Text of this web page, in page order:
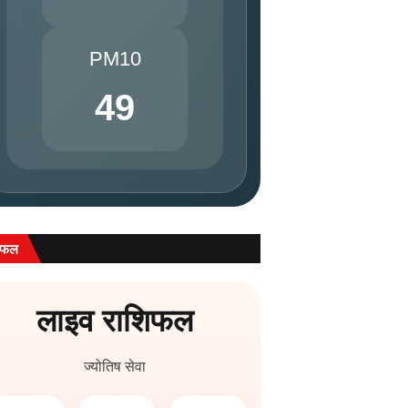
PM10
49
लाइव राशिफल
ज्योतिष सेवा